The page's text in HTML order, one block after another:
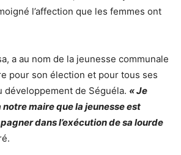
l’affection que les femmes ont
a au nom de la jeunesse communale
pour son élection et pour tous ses
de Séguéla. « Je
maire que la jeunesse est
dans l’exécution de sa lourde